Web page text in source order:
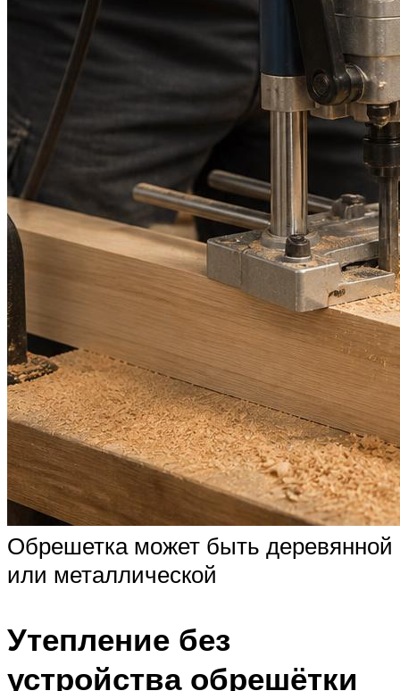
Обрешетка может быть деревянной
или металлической
Утепление без
устройства обрешётки